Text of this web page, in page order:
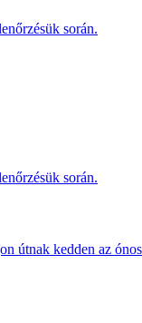
során.
során.
kedden az